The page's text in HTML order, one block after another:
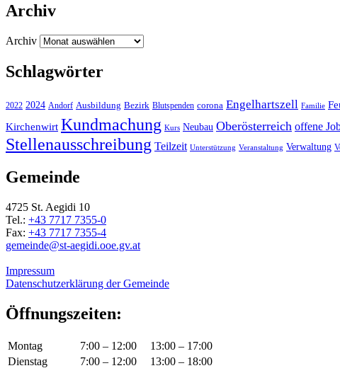
Archiv
Archiv
Schlagwörter
2022 2024 Andorf Ausbildung Bezirk Blutspenden corona Engelhartszell Familie
Kirchenwirt Kundmachung Kurs Neubau Oberösterreich offene
Stellenausschreibung Teilzeit Unterstützung Veranstaltung Verwaltung
Gemeinde
4725 St. Aegidi 10
Tel.: +43 7717 7355-0
Fax: +43 7717 7355-4
gemeinde@st-aegidi.ooe.gv.at
Impressum
Datenschutzerklärung der Gemeinde
Öffnungszeiten:
Montag 7:00 – 12:00
13:00 – 17:00
Dienstag
7:00 – 12:00
13:00 – 18:00